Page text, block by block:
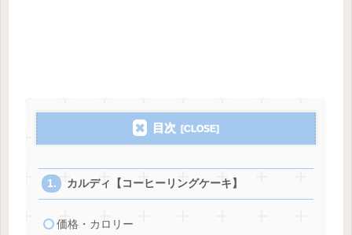
目次
カルディ【コーヒーリングケーキ】
価格・カロリー